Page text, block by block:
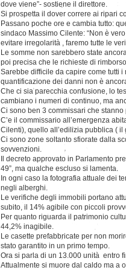
dove viene”- sostiene il direttore.
Si prospetta il dover correre ai ripari
Passano poche ore e cambia tutto:
sindaco Massimo Cilente: “Non è
evitare irregolarità , faremo tutte le
Le somme non sarebbero state
poi precisa che le richieste di
Sarebbe difficile da capire come tutti
quantificazione dei danni non è
Che ci sia parecchia confusione, lo
cambiano i numeri di continuo, ma
Ci sono ben 3 commissari che stanno
C’e il commissario all’emergenza
Cilenti), quello all’edilizia pubblica (
Ci sono zone soltanto sfiorate dalla
sovvenzioni.
Il decreto approvato in Parlamento
49”, ma qualche escluso si lamenta.
In ogni caso la fotografia attuale dei
negli alberghi.
Le verifiche degli immobili portano
subito, il 14% agibile con piccoli
Per quanto riguarda il patrimonio
44,2% inagibile.
Le casette prefabbricate per non
stato garantito in un primo tempo.
Ora si parla di un 13.000 unità entro
Attualmente si muore dal caldo ma a